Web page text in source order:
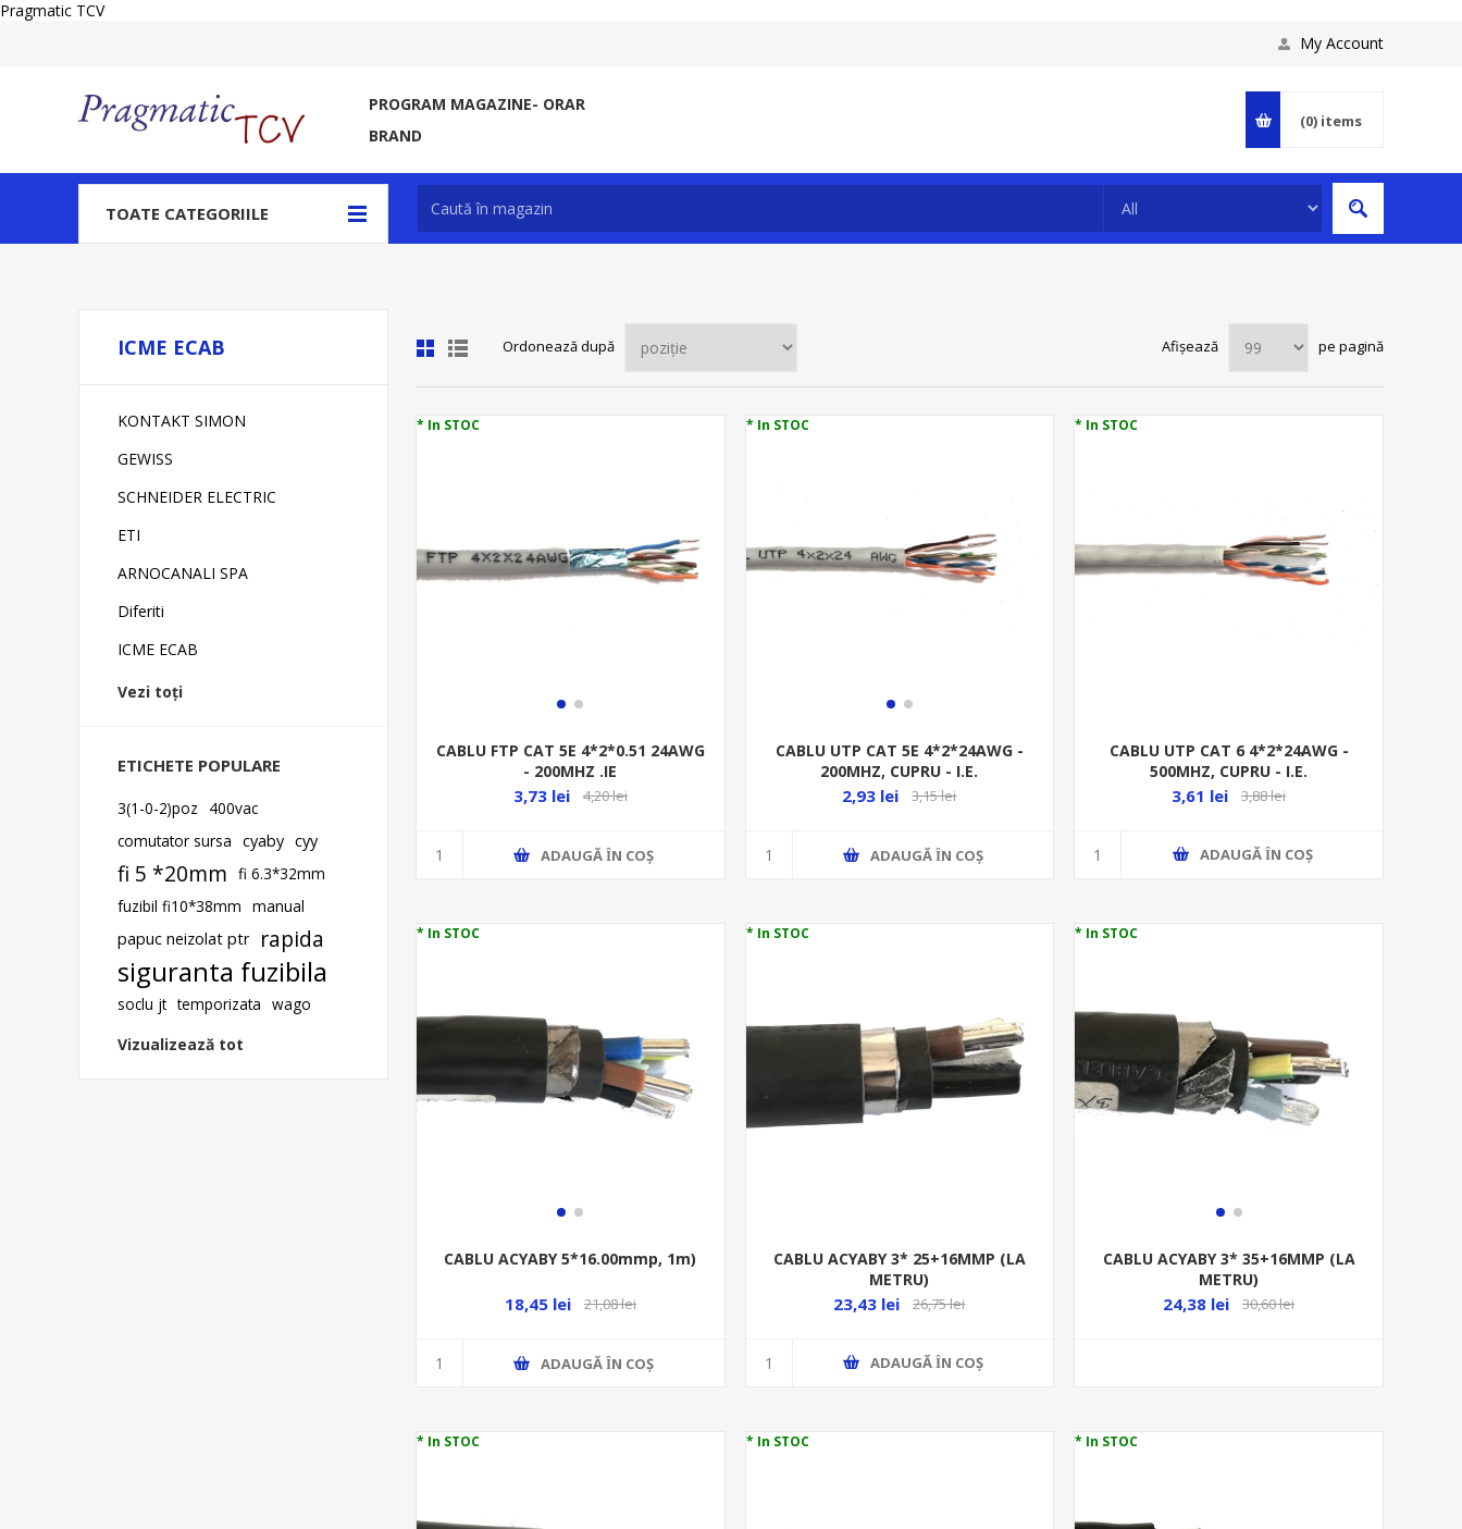
Pragmatic TCV
My Account
PROGRAM MAGAZINE- ORAR
BRAND
(0) items
TOATE CATEGORIILE
Ordonează după Afișează pe pagină
* In STOC
CABLU FTP CAT 5E 4*2*0.51 24AWG
- 200MHZ .IE
3,73 lei 4,20 lei
ADAUGĂ ȊN COŞ
* In STOC
CABLU UTP CAT 5E 4*2*24AWG -
200MHZ, CUPRU - I.E.
2,93 lei 3,15 lei
ADAUGĂ ȊN COŞ
* In STOC
CABLU UTP CAT 6 4*2*24AWG -
500MHZ, CUPRU - I.E.
3,61 lei 3,88 lei
ADAUGĂ ȊN COŞ
* In STOC
CABLU ACYABY 5*16.00mmp, 1m)
18,45 lei 21,08 lei
ADAUGĂ ȊN COŞ
* In STOC
CABLU ACYABY 3* 25+16MMP (LA
METRU)
23,43 lei 26,75 lei
ADAUGĂ ȊN COŞ
* In STOC
CABLU ACYABY 3* 35+16MMP (LA
METRU)
24,38 lei 30,60 lei
* In STOC * In STOC * In STOC
ICME ECAB
KONTAKT SIMON
GEWISS
SCHNEIDER ELECTRIC
ETI
ARNOCANALI SPA
Diferiti
ICME ECAB
Vezi toți
ETICHETE POPULARE
3(1-0-2)poz
400vac
comutator sursa cyaby cyy
fi 5 *20mm fi 6.3*32mm
fuzibil fi10*38mm manual
papuc neizolat ptr
rapida
siguranta fuzibila
soclu jt temporizata wago
Vizualizează tot